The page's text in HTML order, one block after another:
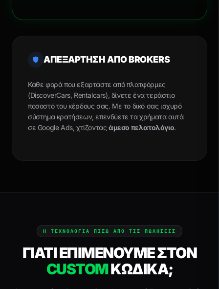
ΑΠΕΞΑΡΤΗΣΗ ΑΠΟ BROKERS
Κάθε φορά που εξαρτάστε από πλατφόρμες
(DiscoverCars, Rentalcars), δίνετε ένα τεράστιο
ποσοστό του κέρδους σας. Με το δικό σας ισχυρό
σύστημα κρατήσεων, επενδύετε τα χρήματα αυτά
σε Google Ads, χτίζοντας άμεσο πελατολόγιο.
Η ΤΕΧΝΟΛΟΓΙΑ ΠΙΣΩ ΑΠΟ ΤΙΣ ΠΩΛΗΣΕΙΣ
ΓΙΑΤΙ ΕΠΙΜΕΝΟΥΜΕ ΣΤΟΝ
CUSTOMΚΩΔΙΚΑ;